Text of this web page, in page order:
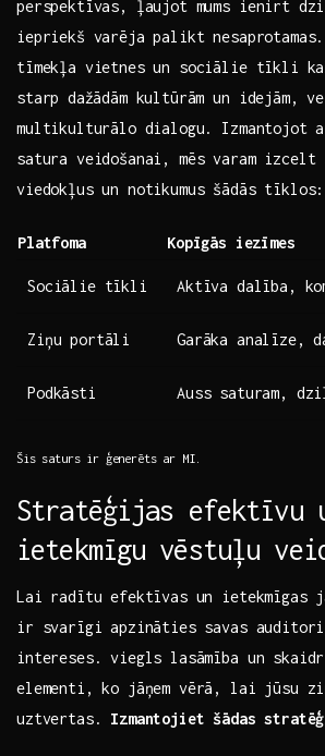
perspektīvas, ļaujot mums ienirt
iepriekš varēja palikt
tīmekļa vietnes ‍un sociālie tīkli
starp ⁤dažādām kultūrām un ‌idejām,
multikulturālo dialogu. Izmantojot
satura veidošanai, mēs varam izcelt
viedokļus un notikumus šādās tīklos:
Platfoma Kopīgās iezīmes
Sociālie‌ tīkli Aktīva‍ dalība,
Ziņu portāli Garāka analīze,
Podkāsti Auss saturam,
Šis saturs ir ģenerēts ar MI.
Stratēģijas efektīvu
ietekmīgu vēstuļu​
Lai radītu efektīvas un ​ietekmīgas
ir svarīgi apzināties savas
intereses. viegls lasāmība un
elementi, ko jāņem vērā, lai jūsu
uztvertas.‍ Izmantojiet šādas